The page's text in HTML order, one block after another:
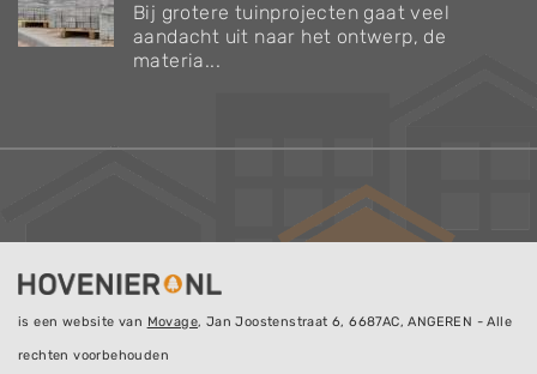
Bij grotere tuinprojecten gaat veel
aandacht uit naar het ontwerp, de
materia...
is een website van Movage, Jan Joostenstraat 6, 6687AC, ANGEREN - Alle
rechten voorbehouden